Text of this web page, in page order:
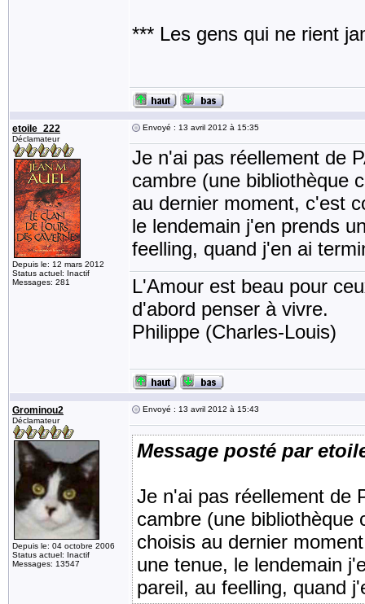
*** Les gens qui ne rient
etoile_222
Déclamateur
Depuis le: 12 mars 2012
Status actuel: Inactif
Messages: 281
Envoyé : 13 avril 2012 à 15:35
Je n'ai pas réellement de
cambre (une bibliothèque
au dernier moment, c'est
le lendemain j'en prends
feelling, quand j'en ai
L'Amour est beau pour
d'abord penser à vivre.
Philippe (Charles-Louis)
Grominou2
Déclamateur
Depuis le: 04 octobre 2006
Status actuel: Inactif
Messages: 13547
Envoyé : 13 avril 2012 à 15:43
Message posté par
Je n'ai pas réellement de
cambre (une bibliothèque
choisis au dernier
une tenue, le lendemain
pareil, au feelling, quand